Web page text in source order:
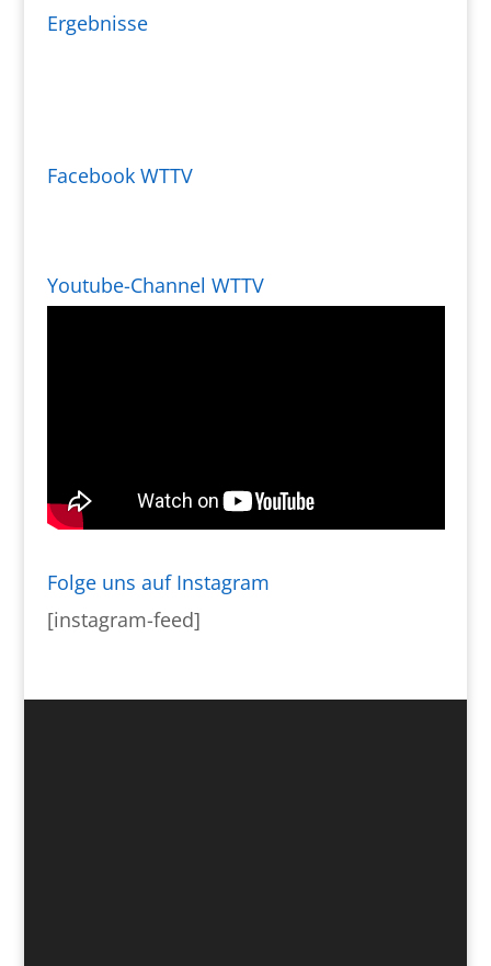
Ergebnisse
Facebook WTTV
Youtube-Channel WTTV
Folge uns auf Instagram
[instagram-feed]